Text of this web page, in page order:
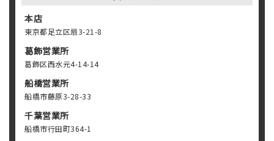
本店
東京都足立区扇3-21-8
葛飾営業所
葛飾区西水元4-14-14
船橋営業所
船橋市藤原3-28-33
千葉営業所
船橋市行田町364-1